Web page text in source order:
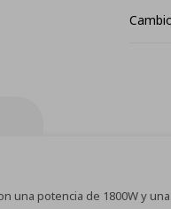
una potencia de 1800W y